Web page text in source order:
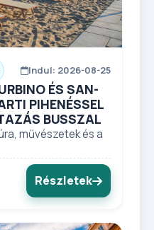
Indul: 2026-08-25
ÉS SAN-
PIHENÉSSEL
BUSSZAL
művészetek és a
Részletek